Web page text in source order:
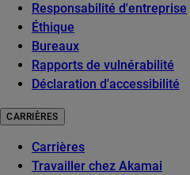
Responsabilité d'entreprise
Éthique
Bureaux
Rapports de vulnérabilité
Déclaration d'accessibilité
CARRIÈRES
Carrières
Travailler chez Akamai